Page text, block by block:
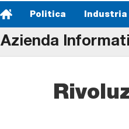
Politica Industria
Azienda